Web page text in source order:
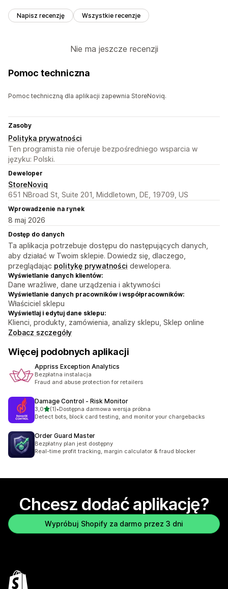
Napisz recenzję Wszystkie recenzje
Nie ma jeszcze recenzji
Pomoc techniczna
Pomoc techniczną dla aplikacji zapewnia StoreNoviq.
Zasoby
Polityka prywatności
Ten programista nie oferuje bezpośredniego wsparcia w
języku: Polski.
Deweloper
StoreNoviq
651 NBroad St, Suite 201, Middletown, DE, 19709, US
Wprowadzenie na rynek
8 maj 2026
Dostęp do danych
Ta aplikacja potrzebuje dostępu do następujących danych,
aby działać w Twoim sklepie. Dowiedz się, dlaczego,
przeglądając politykę prywatności dewelopera.
Wyświetlanie danych klientów:
Dane wrażliwe, dane urządzenia i aktywności
Wyświetlanie danych pracowników i współpracowników:
Właściciel sklepu
Wyświetlaj i edytuj dane sklepu:
Klienci, produkty, zamówienia, analizy sklepu, Sklep online
Zobacz szczegóły
Więcej podobnych aplikacji
Appriss Exception Analytics
Bezpłatna instalacja
Fraud and abuse protection for retailers
Damage Control ‑ Risk Monitor
3,0na 5 gwiazdek
(1)
Łączna liczba recenzji: 1
•Dostępna darmowa wersja próbna
Detect bots, block card testing, and monitor your chargebacks
Order Guard Master
Bezpłatny plan jest dostępny
Real-time profit tracking, margin calculator & fraud blocker
Chcesz dodać aplikację?
Wypróbuj Shopify za darmo przez 3 dni